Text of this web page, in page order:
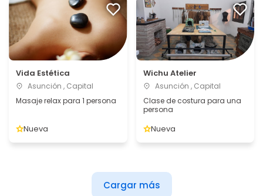
Vida Estética
Asunción , Capital
Masaje relax para 1 persona
Nueva
Wichu Atelier
Asunción , Capital
Clase de costura para una
persona
Nueva
Cargar más